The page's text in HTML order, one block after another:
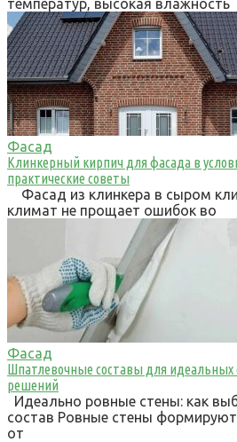
Фасад
Клинкерный кирпич для фасада в
практические советы
Фасад из клинкера в сыром
климат не прощает ошибок во
Фасад
Шпатлевочные составы для идеальных
решений
Идеально ровные стены: как
состав Ровные стены
от